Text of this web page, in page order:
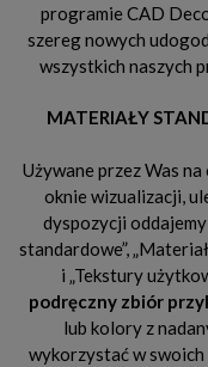
programie CAD
szereg nowych
wszystkich naszych
MATERIAŁY
Używane przez Was
oknie wizualizacji,
dyspozycji
standardowe”,
i „Tekstury
podręczny zbiór
lub kolory z
wykorzystać w